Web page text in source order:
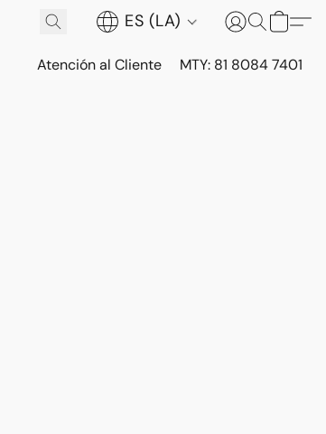
ES (LA)
Atención al Cliente MTY: 81 8084 7401